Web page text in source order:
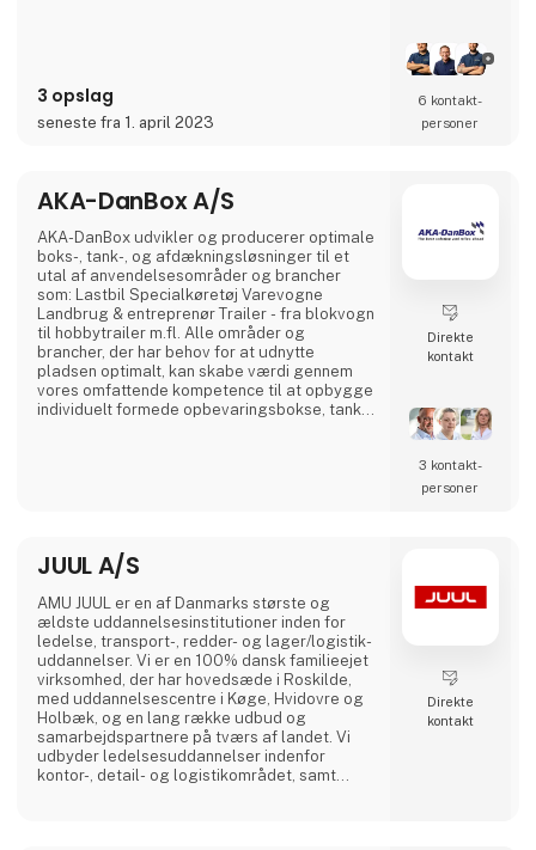
bygger containere. Det vil sige, at
3 opslag
seneste fra 1. april 2023
6 kontakt­
personer
AKA-DanBox A/S
AKA-DanBox udvikler og producerer optimale
boks-, tank-, og afdækningsløsninger til et
utal af anvendelsesområder og brancher
som: Lastbil Specialkøretøj Varevogne
Landbrug & entreprenør Trailer - fra blokvogn
til hobbytrailer m.fl. Alle områder og
brancher, der har behov for at udnytte
pladsen optimalt, kan skabe værdi gennem
vores omfattende kompetence til at opbygge
individuelt formede opbevaringsbokse, tanke
Direkte
kontakt
3 kontakt­
personer
JUUL A/S
AMU JUUL er en af Danmarks største og
ældste uddannelsesinstitutioner inden for
ledelse, transport-, redder- og lager/logistik-
uddannelser. Vi er en 100% dansk familieejet
virksomhed, der har hovedsæde i Roskilde,
med uddannelsescentre i Køge, Hvidovre og
Holbæk, og en lang række udbud og
samarbejdspartnere på tværs af landet. Vi
udbyder ledelsesuddannelser indenfor
kontor-, detail- og logistikområdet, samt
Direkte
kontakt